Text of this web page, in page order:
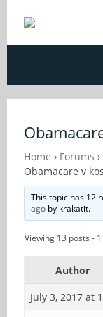
Home › Forums ›
Obamacare v
This topic has 12
ago by krakatit.
Viewing 13 posts -
Author
July 3, 2017 at